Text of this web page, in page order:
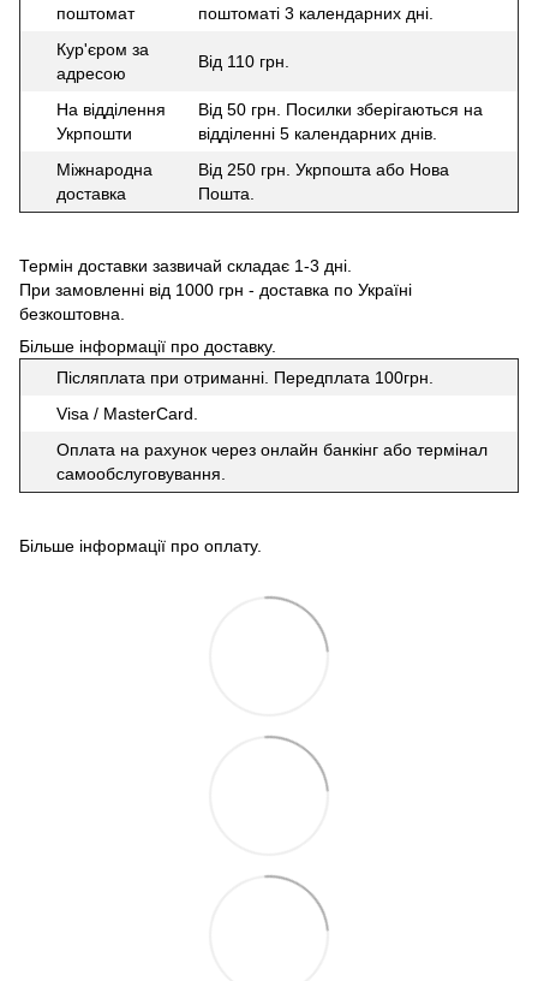
поштомат
поштоматі 3 календарних дні.
Кур'єром за
адресою
Від 110 грн.
На відділення
Укрпошти
Від 50 грн. Посилки зберігаються на
відділенні 5 календарних днів.
Міжнародна
доставка
Від 250 грн. Укрпошта або Нова
Пошта.
Термін доставки зазвичай складає 1-3 дні.
При замовленні від 1000 грн - доставка по Україні
безкоштовна.
Більше інформації про доставку.
Післяплата при отриманні. Передплата 100грн.
Visa / MasterCard.
Оплата на рахунок через онлайн банкінг або термінал
самообслуговування.
Більше інформації про оплату.